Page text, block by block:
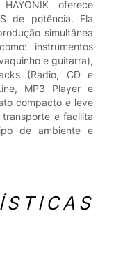
oferece
de potência. Ela
simultânea
instrumentos
e guitarra),
(Rádio, CD e
MP3 Player e
compacto e leve
e facilita
de ambiente e